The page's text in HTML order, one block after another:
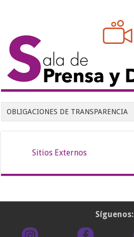
OBLIGACIONES DE TRANSPARENCIA
Sitios Externos
Síguenos: